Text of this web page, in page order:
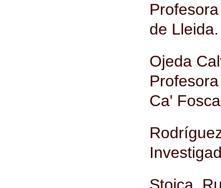
de Lleida.
Ojeda
Ca'